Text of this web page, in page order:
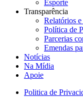
Esporte
Transparência
Relatórios
Política de
Parcerias
Emendas
Notícias
Na Mídia
Apoie
Politica de